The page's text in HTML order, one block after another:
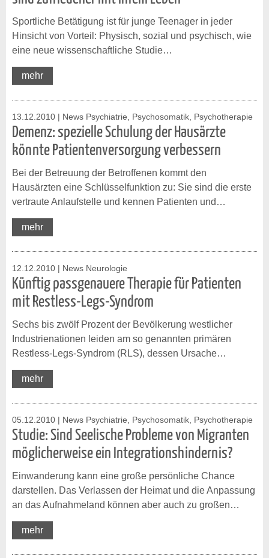
Sportliche Betätigung ist für junge Teenager in jeder
Hinsicht von Vorteil: Physisch, sozial und psychisch, wie
eine neue wissenschaftliche Studie…
mehr
13.12.2010 | News Psychiatrie, Psychosomatik, Psychotherapie
Demenz: spezielle Schulung der Hausärzte
könnte Patientenversorgung verbessern
Bei der Betreuung der Betroffenen kommt den
Hausärzten eine Schlüsselfunktion zu: Sie sind die erste
vertraute Anlaufstelle und kennen Patienten und…
mehr
12.12.2010 | News Neurologie
Künftig passgenauere Therapie für Patienten
mit Restless-Legs-Syndrom
Sechs bis zwölf Prozent der Bevölkerung westlicher
Industrienationen leiden am so genannten primären
Restless-Legs-Syndrom (RLS), dessen Ursache…
mehr
05.12.2010 | News Psychiatrie, Psychosomatik, Psychotherapie
Studie: Sind Seelische Probleme von Migranten
möglicherweise ein Integrationshindernis?
Einwanderung kann eine große persönliche Chance
darstellen. Das Verlassen der Heimat und die Anpassung
an das Aufnahmeland können aber auch zu großen…
mehr